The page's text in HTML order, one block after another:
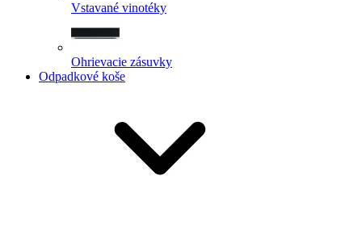
Vstavané vinotéky
Ohrievacie zásuvky
Odpadkové koše